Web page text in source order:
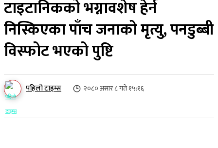
टाइटानिकको भग्नावशेष हेर्न
निस्किएका पाँच जनाको मृत्यु, पनडुब्बी
विस्फोट भएको पुष्टि
पहिलो टाइम्स २०८० असार ८ गते १५:१६